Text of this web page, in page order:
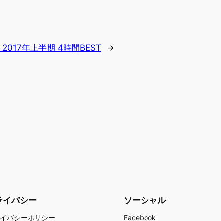
年上半期 4時間BEST →
イバシー
バシーポリシー
ソーシャル
Facebook